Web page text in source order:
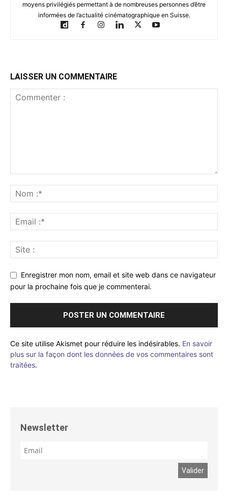
moyens privilégiés permettant à de nombreuses personnes d’être
informées de l’actualité cinématographique en Suisse.
LAISSER UN COMMENTAIRE
Enregistrer mon nom, email et site web dans ce navigateur
pour la prochaine fois que je commenterai.
Ce site utilise Akismet pour réduire les indésirables. En savoir
plus sur la façon dont les données de vos commentaires sont
traitées.
Newsletter